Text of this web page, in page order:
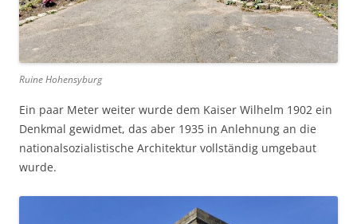
Ruine Hohensyburg
Ein paar Meter weiter wurde dem Kaiser Wilhelm 1902 ein
Denkmal gewidmet, das aber 1935 in Anlehnung an die
nationalsozialistische Architektur vollständig umgebaut
wurde.